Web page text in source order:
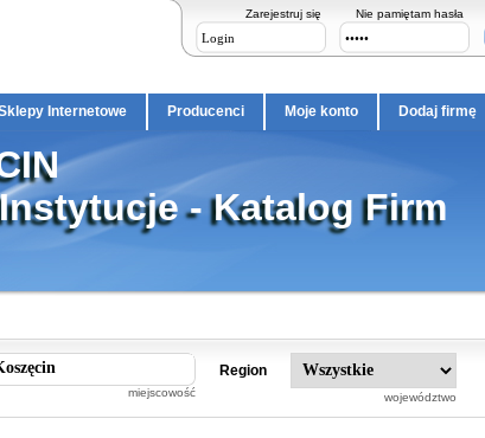
Zarejestruj się Nie pamiętam hasła
Internetowe Producenci Moje konto Dodaj firmę
- Katalog Firm
miejscowość
Region
województwo